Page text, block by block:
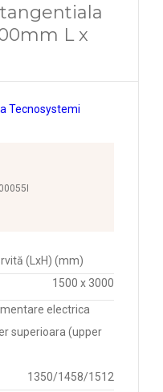
L x
(LxH) (mm)
1500 x 3000
electrica
superioara (upper
1350/1458/1512